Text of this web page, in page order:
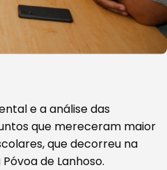
e a análise das
que mereceram maior
que decorreu na
de Lanhoso.